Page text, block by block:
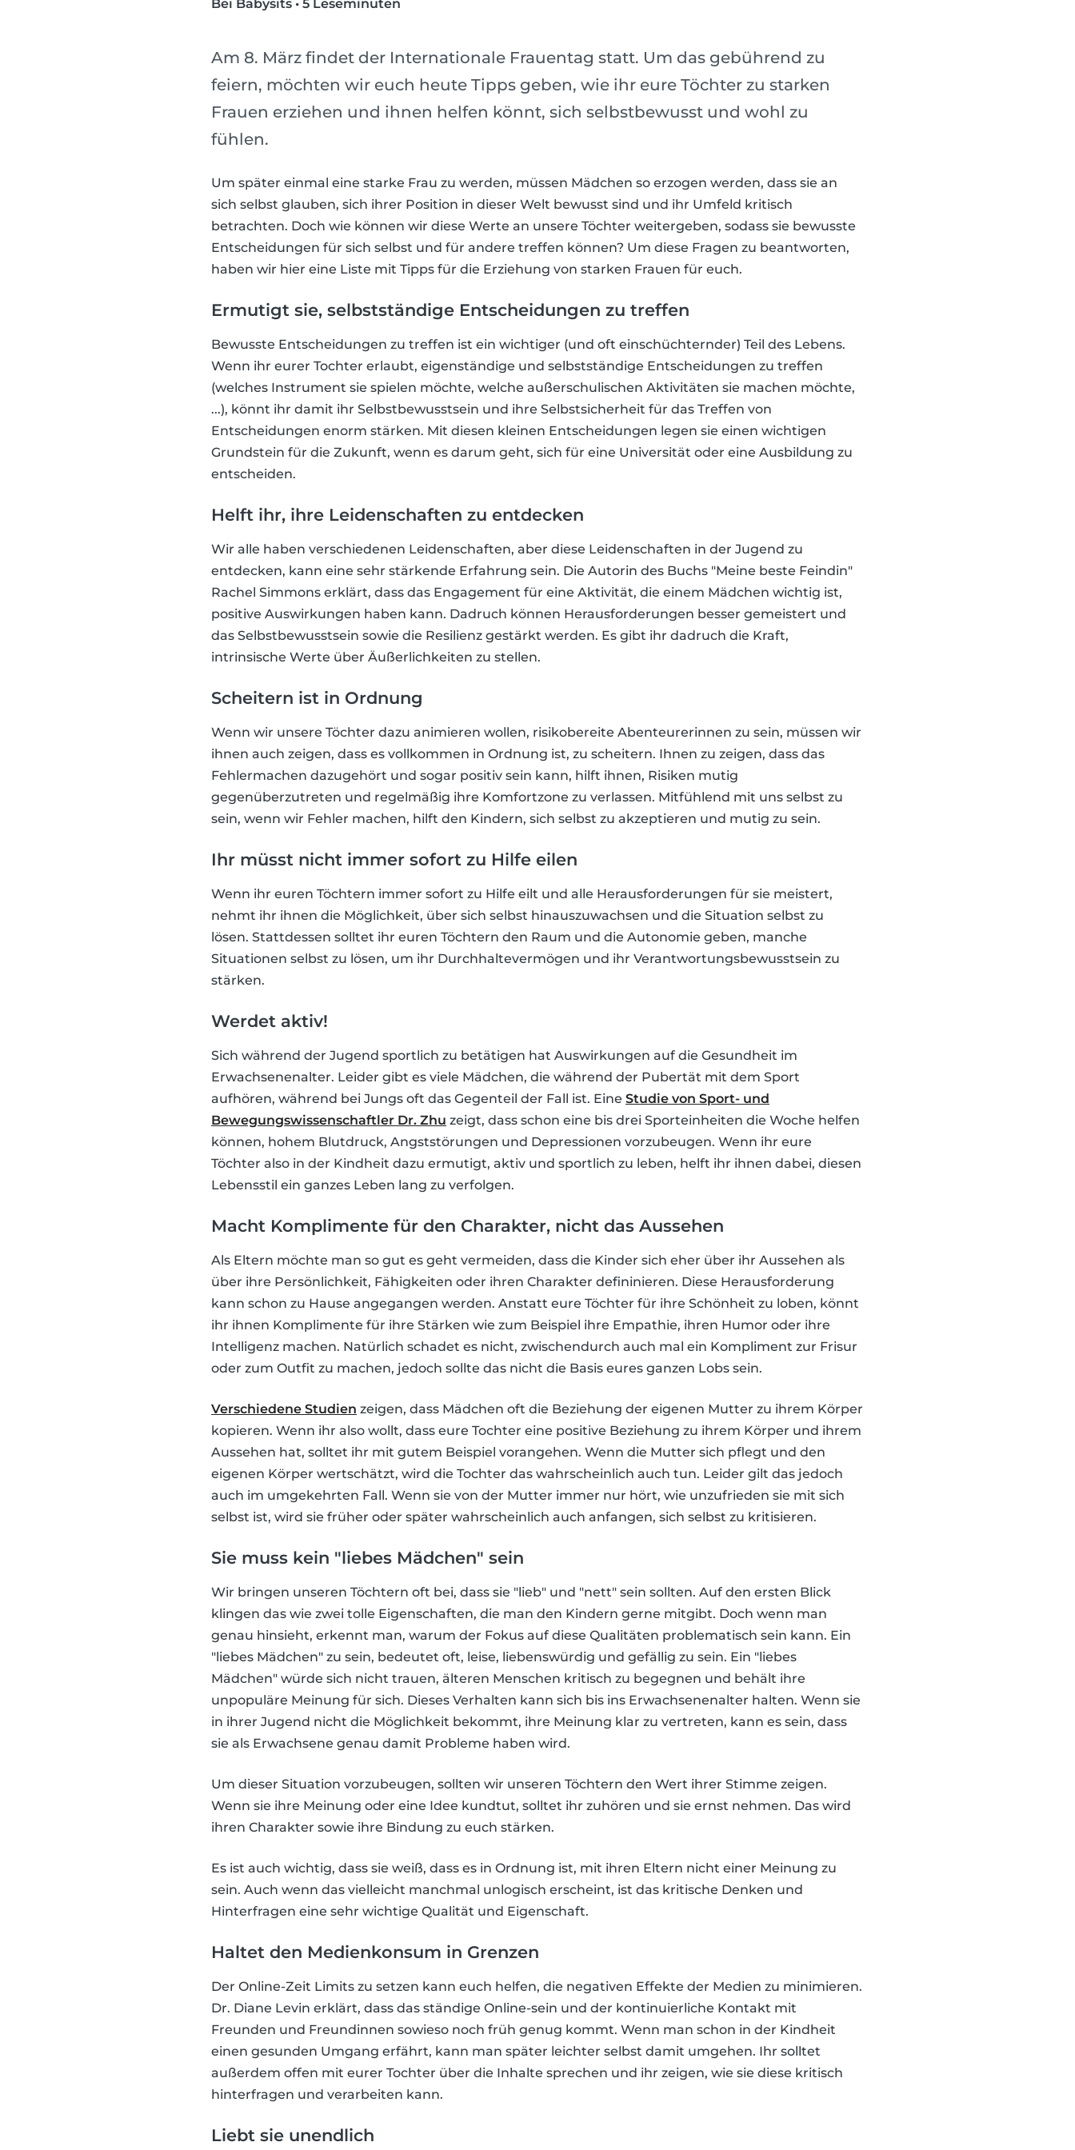
Bei Babysits • 5 Leseminuten
Am 8. März findet der Internationale Frauentag statt. Um das gebührend zu
feiern, möchten wir euch heute Tipps geben, wie ihr eure Töchter zu starken
Frauen erziehen und ihnen helfen könnt, sich selbstbewusst und wohl zu
fühlen.
Um später einmal eine starke Frau zu werden, müssen Mädchen so erzogen werden, dass sie an
sich selbst glauben, sich ihrer Position in dieser Welt bewusst sind und ihr Umfeld kritisch
betrachten. Doch wie können wir diese Werte an unsere Töchter weitergeben, sodass sie bewusste
Entscheidungen für sich selbst und für andere treffen können? Um diese Fragen zu beantworten,
haben wir hier eine Liste mit Tipps für die Erziehung von starken Frauen für euch.
Ermutigt sie, selbstständige Entscheidungen zu treffen
Bewusste Entscheidungen zu treffen ist ein wichtiger (und oft einschüchternder) Teil des Lebens.
Wenn ihr eurer Tochter erlaubt, eigenständige und selbstständige Entscheidungen zu treffen
(welches Instrument sie spielen möchte, welche außerschulischen Aktivitäten sie machen möchte,
...), könnt ihr damit ihr Selbstbewusstsein und ihre Selbstsicherheit für das Treffen von
Entscheidungen enorm stärken. Mit diesen kleinen Entscheidungen legen sie einen wichtigen
Grundstein für die Zukunft, wenn es darum geht, sich für eine Universität oder eine Ausbildung zu
entscheiden.
Helft ihr, ihre Leidenschaften zu entdecken
Wir alle haben verschiedenen Leidenschaften, aber diese Leidenschaften in der Jugend zu
entdecken, kann eine sehr stärkende Erfahrung sein. Die Autorin des Buchs "Meine beste Feindin"
Rachel Simmons erklärt, dass das Engagement für eine Aktivität, die einem Mädchen wichtig ist,
positive Auswirkungen haben kann. Dadruch können Herausforderungen besser gemeistert und
das Selbstbewusstsein sowie die Resilienz gestärkt werden. Es gibt ihr dadruch die Kraft,
intrinsische Werte über Äußerlichkeiten zu stellen.
Scheitern ist in Ordnung
Wenn wir unsere Töchter dazu animieren wollen, risikobereite Abenteurerinnen zu sein, müssen wir
ihnen auch zeigen, dass es vollkommen in Ordnung ist, zu scheitern. Ihnen zu zeigen, dass das
Fehlermachen dazugehört und sogar positiv sein kann, hilft ihnen, Risiken mutig
gegenüberzutreten und regelmäßig ihre Komfortzone zu verlassen. Mitfühlend mit uns selbst zu
sein, wenn wir Fehler machen, hilft den Kindern, sich selbst zu akzeptieren und mutig zu sein.
Ihr müsst nicht immer sofort zu Hilfe eilen
Wenn ihr euren Töchtern immer sofort zu Hilfe eilt und alle Herausforderungen für sie meistert,
nehmt ihr ihnen die Möglichkeit, über sich selbst hinauszuwachsen und die Situation selbst zu
lösen. Stattdessen solltet ihr euren Töchtern den Raum und die Autonomie geben, manche
Situationen selbst zu lösen, um ihr Durchhaltevermögen und ihr Verantwortungsbewusstsein zu
stärken.
Werdet aktiv!
Sich während der Jugend sportlich zu betätigen hat Auswirkungen auf die Gesundheit im
Erwachsenenalter. Leider gibt es viele Mädchen, die während der Pubertät mit dem Sport
aufhören, während bei Jungs oft das Gegenteil der Fall ist. Eine Studie von Sport- und
Bewegungswissenschaftler Dr. Zhu zeigt, dass schon eine bis drei Sporteinheiten die Woche helfen
können, hohem Blutdruck, Angststörungen und Depressionen vorzubeugen. Wenn ihr eure
Töchter also in der Kindheit dazu ermutigt, aktiv und sportlich zu leben, helft ihr ihnen dabei, diesen
Lebensstil ein ganzes Leben lang zu verfolgen.
Macht Komplimente für den Charakter, nicht das Aussehen
Als Eltern möchte man so gut es geht vermeiden, dass die Kinder sich eher über ihr Aussehen als
über ihre Persönlichkeit, Fähigkeiten oder ihren Charakter defininieren. Diese Herausforderung
kann schon zu Hause angegangen werden. Anstatt eure Töchter für ihre Schönheit zu loben, könnt
ihr ihnen Komplimente für ihre Stärken wie zum Beispiel ihre Empathie, ihren Humor oder ihre
Intelligenz machen. Natürlich schadet es nicht, zwischendurch auch mal ein Kompliment zur Frisur
oder zum Outfit zu machen, jedoch sollte das nicht die Basis eures ganzen Lobs sein.
Verschiedene Studien zeigen, dass Mädchen oft die Beziehung der eigenen Mutter zu ihrem Körper
kopieren. Wenn ihr also wollt, dass eure Tochter eine positive Beziehung zu ihrem Körper und ihrem
Aussehen hat, solltet ihr mit gutem Beispiel vorangehen. Wenn die Mutter sich pflegt und den
eigenen Körper wertschätzt, wird die Tochter das wahrscheinlich auch tun. Leider gilt das jedoch
auch im umgekehrten Fall. Wenn sie von der Mutter immer nur hört, wie unzufrieden sie mit sich
selbst ist, wird sie früher oder später wahrscheinlich auch anfangen, sich selbst zu kritisieren.
Sie muss kein "liebes Mädchen" sein
Wir bringen unseren Töchtern oft bei, dass sie "lieb" und "nett" sein sollten. Auf den ersten Blick
klingen das wie zwei tolle Eigenschaften, die man den Kindern gerne mitgibt. Doch wenn man
genau hinsieht, erkennt man, warum der Fokus auf diese Qualitäten problematisch sein kann. Ein
"liebes Mädchen" zu sein, bedeutet oft, leise, liebenswürdig und gefällig zu sein. Ein "liebes
Mädchen" würde sich nicht trauen, älteren Menschen kritisch zu begegnen und behält ihre
unpopuläre Meinung für sich. Dieses Verhalten kann sich bis ins Erwachsenenalter halten. Wenn sie
in ihrer Jugend nicht die Möglichkeit bekommt, ihre Meinung klar zu vertreten, kann es sein, dass
sie als Erwachsene genau damit Probleme haben wird.
Um dieser Situation vorzubeugen, sollten wir unseren Töchtern den Wert ihrer Stimme zeigen.
Wenn sie ihre Meinung oder eine Idee kundtut, solltet ihr zuhören und sie ernst nehmen. Das wird
ihren Charakter sowie ihre Bindung zu euch stärken.
Es ist auch wichtig, dass sie weiß, dass es in Ordnung ist, mit ihren Eltern nicht einer Meinung zu
sein. Auch wenn das vielleicht manchmal unlogisch erscheint, ist das kritische Denken und
Hinterfragen eine sehr wichtige Qualität und Eigenschaft.
Haltet den Medienkonsum in Grenzen
Der Online-Zeit Limits zu setzen kann euch helfen, die negativen Effekte der Medien zu minimieren.
Dr. Diane Levin erklärt, dass das ständige Online-sein und der kontinuierliche Kontakt mit
Freunden und Freundinnen sowieso noch früh genug kommt. Wenn man schon in der Kindheit
einen gesunden Umgang erfährt, kann man später leichter selbst damit umgehen. Ihr solltet
außerdem offen mit eurer Tochter über die Inhalte sprechen und ihr zeigen, wie sie diese kritisch
hinterfragen und verarbeiten kann.
Liebt sie unendlich